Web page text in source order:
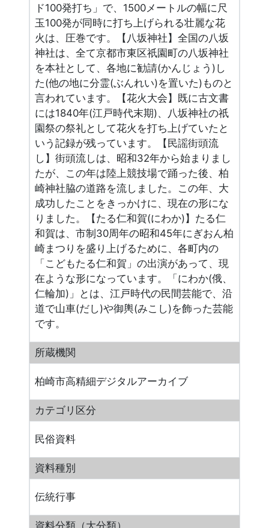
ド100発打ち」で、1500メートルの幅に尺
玉100発が同時に打ち上げられる壮麗な花
火は、圧巻です。【八坂神社】全国の八坂
神社は、全て京都市東区祇園町の八坂神社
を本社として、各地に勧請(かんじょう)し
た(他の地に分霊(ぶんれい)を置いた)ものと
言われています。【花火大会】既に古文書
には1840年(江戸時代末期)、八坂神社の祇
園祭の祭礼として花火を打ち上げていたと
いう記録が残っています。【民謡街頭流
し】街頭流しは、昭和32年から始まりまし
たが、この年は陸上競技場で踊った後、柏
崎神社脇の道路を流しました。この年、大
成功したことをきっかけに、現在の形にな
りました。【たる仁和賀(にわか)】たる仁
和賀は、市制30周年の昭和45年にぎおん柏
崎まつりを盛り上げるために、各町内の
「こどもたる仁和賀」の出演があって、現
在ような形になっています。「にわか(俄、
仁輪加)」とは、江戸時代の民間芸能で、沿
道で山車(だし)や御輿(みこし)を飾った芸能
です。
所蔵機関
柏崎市高精細デジタルアーカイブ
カテゴリ区分
民俗資料
資料種別
伝統行事